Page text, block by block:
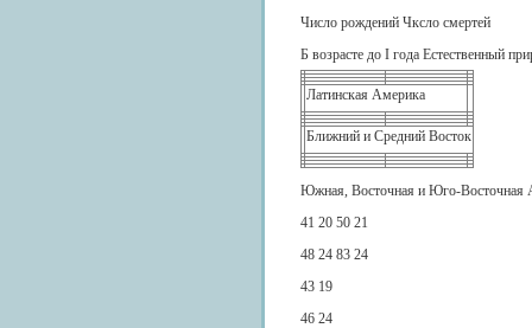
Число рождений Чксло смертей
Б возрасте до I года Естественный
Латинская Америка
Ближний и Средний Восток
Южная, Восточная и Юго-Восточная
41 20 50 21
48 24 83 24
43 19
46 24